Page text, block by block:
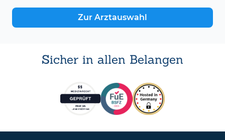
Zur Arztauswahl
Sicher in allen Belangen